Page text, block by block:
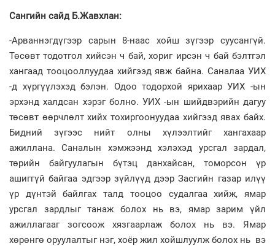
Сангийн сайд Б.Жавхлан:
-Арваннэгдүгээр сарын 8-наас хойш зүгээр суусангүй.
Төсөвт тодотгол хийсэн ч бай, хориг ирсэн ч бай бэлтгэл
хангаад тооцооллуудаа хийгээд явж байна. Саналаа УИХ
-д хүргүүлэхэд бэлэн. Одоо тодорхой ярихаар УИХ -ын
эрхэнд халдсан хэрэг болно. УИХ -ын шийдвэрийн дагуу
төсөвт өөрчлөлт хийх тохиргоонуудаа хийгээд явах байх.
Бидний зүгээс нийт олны хүлээлтийг хангахаар
ажиллана. Саналын хэмжээнд хэлэхэд урсгал зардал,
төрийн байгуулагын бүтэц данхайсан, томорсон үр
ашиггүй байгаа эдгээр зүйлүүд дээр Засгийн газар илүү
үр дүнтэй байлгах талд тооцоо судалгаа хийж, ямар
урсгал зардлыг танаж болох нь вэ, ямар зарим үйл
ажиллагааг зогсоож хязгаарлаж болох нь вэ. Ямар
хөрөнгө оруулалтыг нэг, хоёр жил хойшлуулж болох нь вэ